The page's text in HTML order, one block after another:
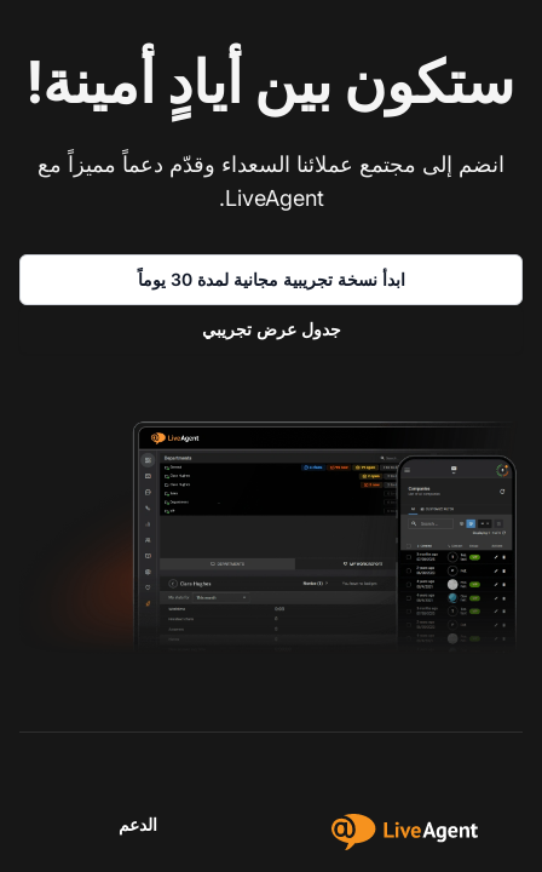
ستكون بين أيادٍ أمينة!
انضم إلى مجتمع عملائنا السعداء وقدّم دعماً مميزاً مع
LiveAgent.
ابدأ نسخة تجريبية مجانية لمدة 30 يوماً
جدول عرض تجريبي
الدعم